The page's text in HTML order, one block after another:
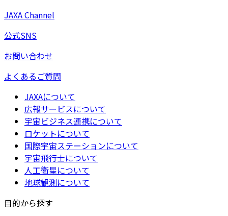
JAXA Channel
公式SNS
お問い合わせ
よくあるご質問
JAXAについて
広報サービスについて
宇宙ビジネス連携について
ロケットについて
国際宇宙ステーションについて
宇宙飛行士について
人工衛星について
地球観測について
目的から探す